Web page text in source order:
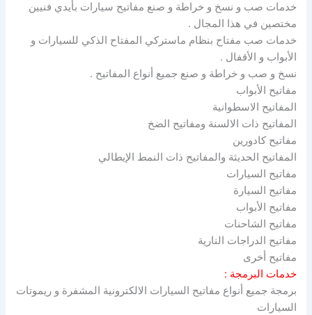
خدمات صب و نسخ و خراطة و صنع مفاتيح سيارات بأيدي فنيين
مختصين في هذا المجال .
خدمات صب مفتاح بنظام ماستركي المفتاح الذكي للسيارات و
الأبواب و الأقفال .
نسخ و صب و خراطة و صنع جميع أنواع المفاتيح .
مفاتيح الأبواب
المفاتيح الاسطوانية
المفاتيح ذات الالسنة ومفاتيح الضخ
مفاتيح كادورين
المفاتيح الحديثة والمفاتيح ذات النمط الإيطالي
مفاتيح السيارات
مفاتيح السيارة
مفاتيح الأبواب
مفاتيح الشاحنات
مفاتيح الدراجات النارية
مفاتيح أخرى
خدمات البرمجة :
برمجة جميع أنواع مفاتيح السيارات الالكترونية المشفرة و ريموتات
السيارات